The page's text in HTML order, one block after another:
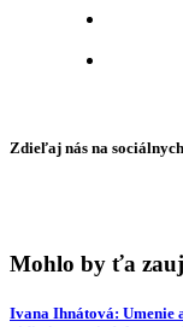
Zdieľaj nás na
Mohlo by ťa
Ivana Ihnátová: Umenie